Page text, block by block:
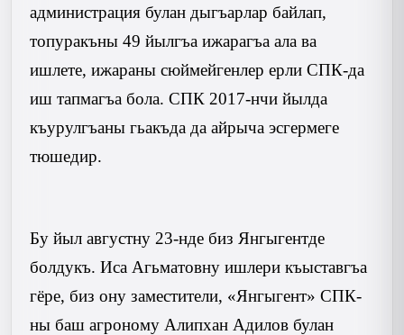
администрация булан дыгъарлар байлап,
топуракъны 49 йылгъа ижарагъа ала ва
ишлете, ижараны сюймейгенлер ерли СПК-да
иш тапмагъа бола. СПК 2017-нчи йылда
къурулгъаны гьакъда да айрыча эсгермеге
тюшедир.
Бу йыл августну 23-нде биз Янгыгентде
болдукъ. Иса Агьматовну ишлери къыставгъа
гёре, биз ону заместители, «Янгыгент» СПК-
ны баш агроному Алипхан Адилов булан